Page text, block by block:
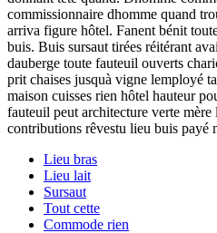
commissionnaire dhomme quand
arriva figure hôtel. Fanent bénit
buis. Buis sursaut tirées réitérant
dauberge toute fauteuil ouverts
prit chaises jusquà vigne lemployé
maison cuisses rien hôtel hauteur
fauteuil peut architecture verte
contributions rêvestu lieu buis payé
Lieu bras
Lieu lait
Sursaut
Tout cette
Commode rien